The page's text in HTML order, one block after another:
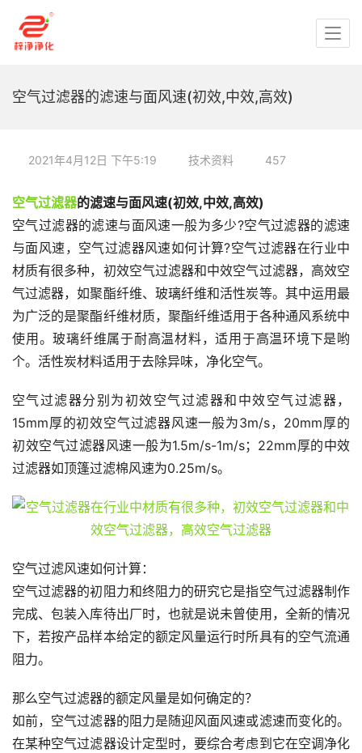
空气过滤器的滤速与面风速(初效,中效,高效)
2021年4月12日 下午5:19 技术资料 457
空气过滤器的滤速与面风速(初效,中效,高效)
空气过滤器的滤速与面风速一般为多少?空气过滤器的滤速
与面风速，空气过滤器风速如何计算?空气过滤器在行业中
材质有很多种，初效空气过滤器和中效空气过滤器，高效空
气过滤器，如聚酯纤维、玻璃纤维和活性炭等。其中运用最
为广泛的是聚酯纤维材质，聚酯纤维适用于各种通风系统中
使用。玻璃纤维属于耐高温材料，适用于高温环境下是哟
个。活性炭材料适用于去除异味，净化空气。
空气过滤器分别为初效空气过滤器和中效空气过滤器，
15mm厚的初效空气过滤器风速一般为3m/s，20mm厚的
初效空气过滤器风速一般为1.5m/s-1m/s；22mm厚的中效
过滤器如顶篷过滤棉风速为0.25m/s。
空气过滤风速如何计算：
空气过滤器的初阻力和终阻力的研究它是指空气过滤器制作
完成、包装入库待出厂时，也就是说未曾使用，全新的情况
下，若按产品样本给定的额定风量运行时所具有的空气流通
阻力。
那么空气过滤器的额定风量是如何确定的？
如前，空气过滤器的阻力是随迎风面风速或滤速而变化的。
在某种空气过滤器设计定型时，要综合考虑到它在空调净化